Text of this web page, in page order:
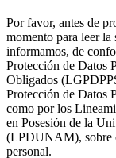
Por favor, antes de
momento para leer
informamos, de
Protección de Datos
Obligados
Protección de Datos
como por los
en Posesión de la
(LPDUNAM), sobre
personal.